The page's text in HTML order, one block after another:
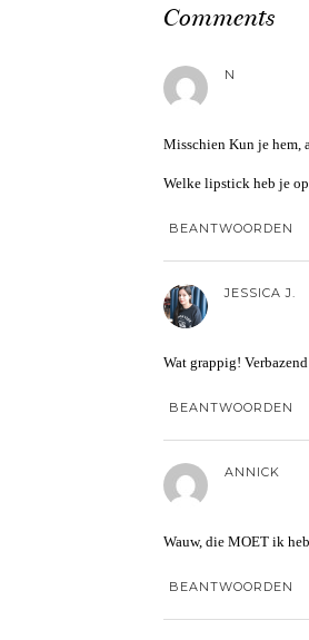
Comments
N
Misschien Kun je hem,
Welke lipstick heb je
BEANTWOORDEN
JESSICA J.
Wat grappig!
BEANTWOORDEN
ANNICK
Wauw, die MOET ik
BEANTWOORDEN